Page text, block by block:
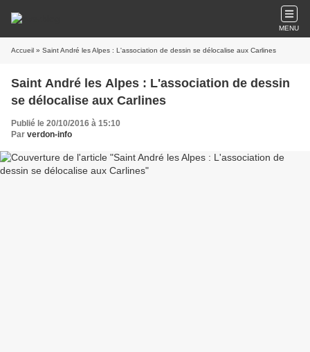
MENU
Accueil » Saint André les Alpes : L'association de dessin se délocalise aux Carlines
Saint André les Alpes : L'association de dessin
se délocalise aux Carlines
Publié le 20/10/2016 à 15:10
Par verdon-info